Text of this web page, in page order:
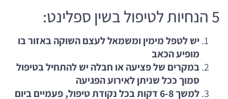
5 הנחיות לטיפול בשין ספלינט:
יש לטפל מימין ומשמאל לעצם השוקה באזור בו
מופיע הכאב
במקרים של פציעה או חבלה יש להתחיל בטיפול
סמוך ככל שניתן לאירוע הפגיעה
למשך 6-8 דקות בכל נקודת טיפול, פעמיים ביום